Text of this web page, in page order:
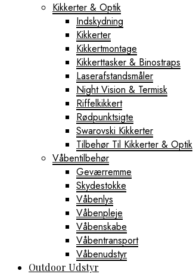
Kikkerter & Optik
Indskydning
Kikkerter
Kikkertmontage
Kikkerttasker & Binostraps
Laserafstandsmåler
Night Vision & Termisk
Riffelkikkert
Rødpunktsigte
Swarovski Kikkerter
Tilbehør Til Kikkerter & Optik
Våbentilbehør
Geværremme
Skydestokke
Våbenlys
Våbenpleje
Våbenskabe
Våbentransport
Våbenudstyr
Outdoor Udstyr